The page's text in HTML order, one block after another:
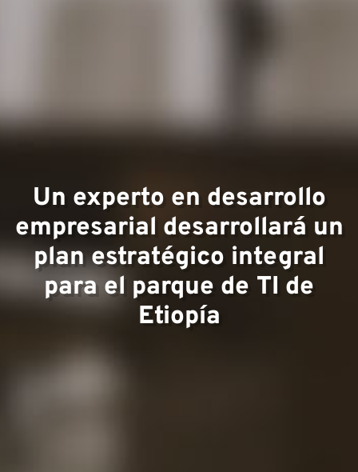
Áreas
Un experto en desarrollo
empresarial desarrollará un
plan estratégico integral
para el parque de TI de
Etiopía